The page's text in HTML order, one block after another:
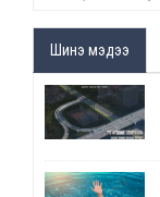
Шинэ мэдээ